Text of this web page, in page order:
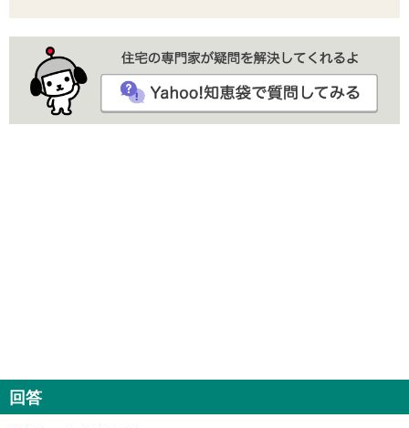
回答